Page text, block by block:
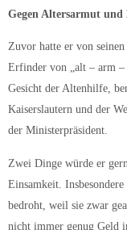
Gegen Altersarmut und
Zuvor hatte er von
Erfinder von „alt – arm –
Gesicht der Altenhilfe,
Kaiserslautern und der
der Ministerpräsident.
Zwei Dinge würde er
Einsamkeit.
bedroht, weil sie zwar
nicht immer genug Geld